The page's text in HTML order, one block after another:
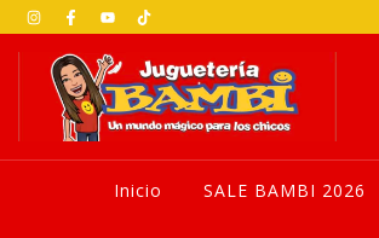
Inicio SALE BAMBI 2026